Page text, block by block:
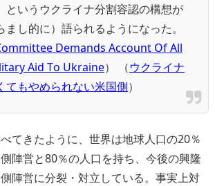
というウクライナ分割容認の構想が
し的に）語られるようになった。
Demands Account Of All
Aid To Ukraine） （ウクライナ
てもやめられない米国側）
てきたように、世界は地球人口の20％
陣営と80％の人口を持ち、今後の興隆
陣営に分裂・対立している。事実上対